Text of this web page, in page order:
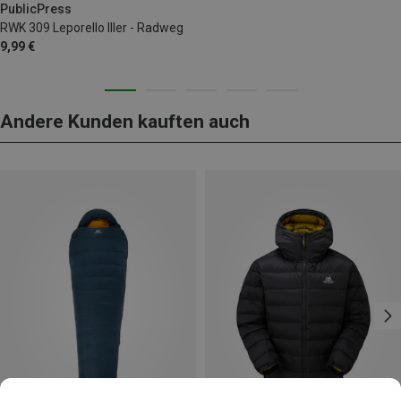
PublicPress
RWK 309 Leporello Iller - Radweg
9,99 €
Andere Kunden kauften auch